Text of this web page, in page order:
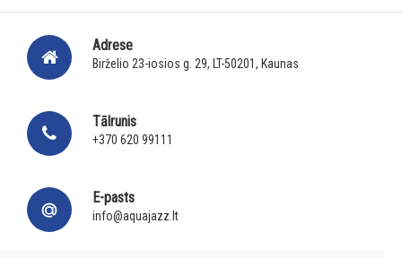
Adrese
Birželio 23-iosios g. 29, LT-50201, Kaunas
Tālrunis
+370 620 99111
E-pasts
info@aquajazz.lt